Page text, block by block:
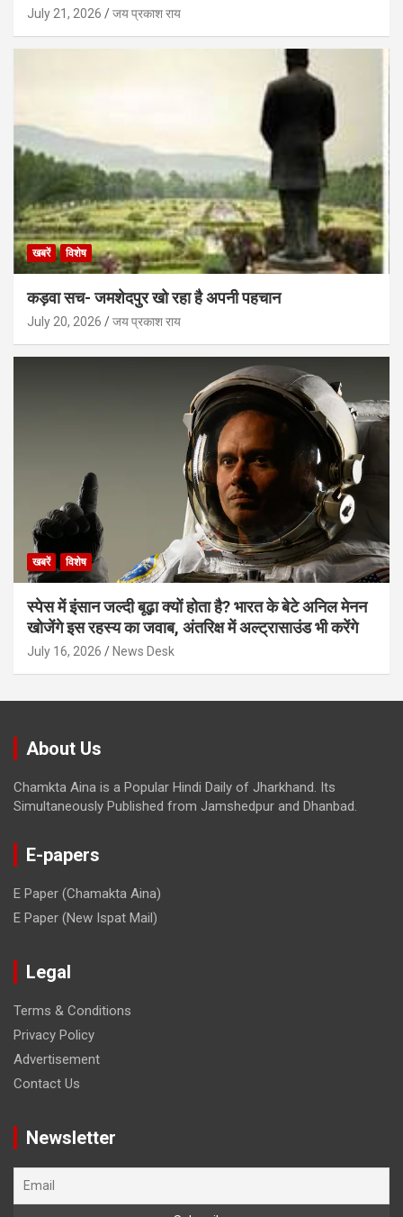
July 21, 2026 जय प्रकाश राय
खबरें विशेष
कड़वा सच- जमशेदपुर खो रहा है अपनी पहचान
July 20, 2026 जय प्रकाश राय
खबरें विशेष
स्पेस में इंसान जल्दी बूढ़ा क्यों होता है? भारत के बेटे अनिल मेनन
खोजेंगे इस रहस्य का जवाब, अंतरिक्ष में अल्ट्रासाउंड भी करेंगे
July 16, 2026 News Desk
About Us
Chamkta Aina is a Popular Hindi Daily of Jharkhand. Its
Simultaneously Published from Jamshedpur and Dhanbad.
E-papers
E Paper (Chamakta Aina)
E Paper (New Ispat Mail)
Legal
Terms & Conditions
Privacy Policy
Advertisement
Contact Us
Newsletter